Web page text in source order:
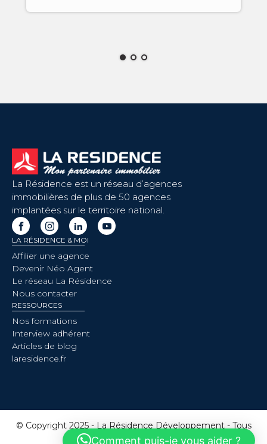
La Résidence est un réseau d’agences
immobilières de plus de 50 agences
implantées sur le territoire national.
LA RÉSIDENCE & MOI
Affilier une agence
Devenir Néo Agent
Le réseau La Résidence
Nous contacter
RESSOURCES
Nos formations
Interview adhérent
Articles de blog
laresidence.fr
© Copyright 2025 - La Résidence Développement - Tous
droits réservés
Comment puis-je vous aider ?